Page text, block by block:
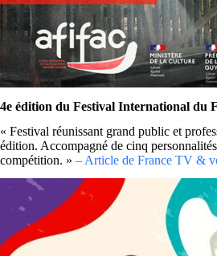
4e édition du Festival International du
« Festival réunissant grand public et
édition. Accompagné de cinq
compétition. » – Article de France TV &